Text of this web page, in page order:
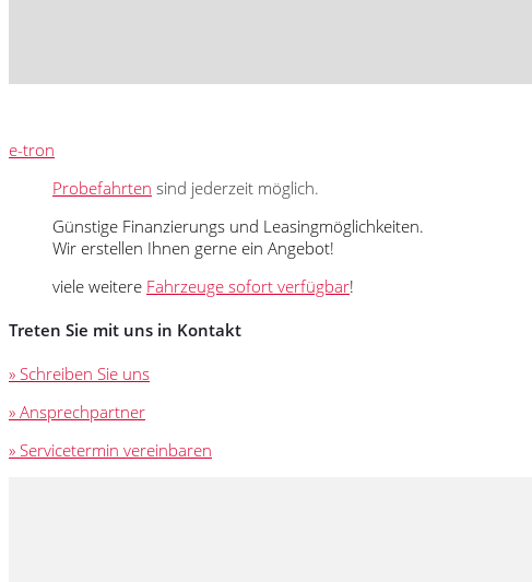
e-tron
Probefahrten sind jederzeit möglich.
Günstige Finanzierungs und Leasingmöglichkeiten.
Wir erstellen Ihnen gerne ein Angebot!
viele weitere Fahrzeuge sofort verfügbar!
Treten Sie mit uns in Kontakt
» Schreiben Sie uns
» Ansprechpartner
» Servicetermin vereinbaren